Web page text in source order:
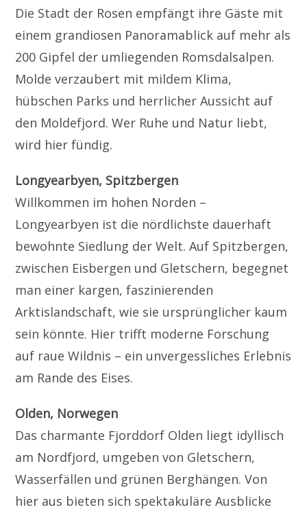
Die Stadt der Rosen empfängt ihre Gäste mit
einem grandiosen Panoramablick auf mehr als
200 Gipfel der umliegenden Romsdalsalpen.
Molde verzaubert mit mildem Klima,
hübschen Parks und herrlicher Aussicht auf
den Moldefjord. Wer Ruhe und Natur liebt,
wird hier fündig.
Longyearbyen, Spitzbergen
Willkommen im hohen Norden –
Longyearbyen ist die nördlichste dauerhaft
bewohnte Siedlung der Welt. Auf Spitzbergen,
zwischen Eisbergen und Gletschern, begegnet
man einer kargen, faszinierenden
Arktislandschaft, wie sie ursprünglicher kaum
sein könnte. Hier trifft moderne Forschung
auf raue Wildnis – ein unvergessliches Erlebnis
am Rande des Eises.
Olden, Norwegen
Das charmante Fjorddorf Olden liegt idyllisch
am Nordfjord, umgeben von Gletschern,
Wasserfällen und grünen Berghängen. Von
hier aus bieten sich spektakuläre Ausblicke